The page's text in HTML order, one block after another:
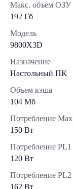
Макс. объем ОЗУ
192 Гб
Модель
9800X3D
Назначение
Настольный ПК
Объем кэша
104 Мб
Потребление Max
150 Вт
Потребление PL1
120 Вт
Потребление PL2
162 Вт